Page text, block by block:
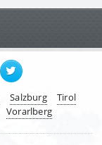
Salzburg
Tirol
Vorarlberg